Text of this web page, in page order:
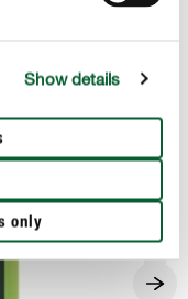
Show details
only